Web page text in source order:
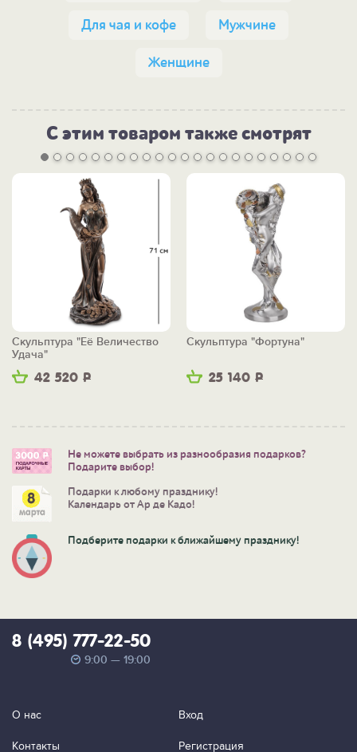
Для чая и кофе Мужчине
Женщине
С этим товаром также смотрят
42 520 Р
Скульптура "Её Величество
Удача"
25 140 Р
Скульптура "Фортуна"
Не можете выбрать из разнообразия подарков?
Подарите выбор!
Подарки к любому празднику!
Календарь от Ар де Кадо!
Подберите подарки к ближайшему празднику!
8 (495) 777-22-50
9:00 — 19:00
О нас
Контакты
Вход
Регистрация